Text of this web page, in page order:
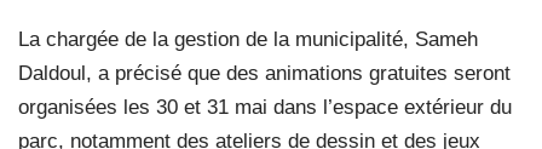
La chargée de la gestion de la municipalité, Sameh
Daldoul, a précisé que des animations gratuites seront
organisées les 30 et 31 mai dans l’espace extérieur du
parc, notamment des ateliers de dessin et des jeux